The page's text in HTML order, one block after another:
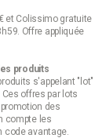
et Colissimo gratuite
Offre appliquée
produits
s'appelant "lot"
offres par lots
des
compte les
code avantage.